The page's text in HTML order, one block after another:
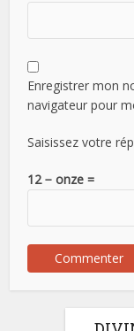
Enregistrer mon
navigateur pour
Saisissez votre
12 − onze =